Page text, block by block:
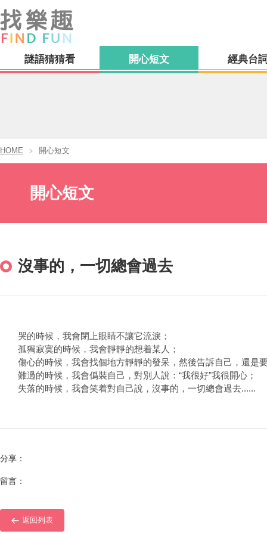
謎語猜猜看 開心短文 經典台
HOME 開心短文
開心短文
沒事的，一切總會過去
哭的時候，我會閉上眼睛不讓它流淚；
孤獨寂寞的時候，我會靜靜的想着某人；
傷心的時候，我會找個地方靜靜的發呆，然後告訴自己，還是
難過的時候，我會僞裝自己，對別人說：“我很好”我很開心；
失落的時候，我會笑着對自己說，沒事的，一切總會過去......
分享：
留言：
返回列表